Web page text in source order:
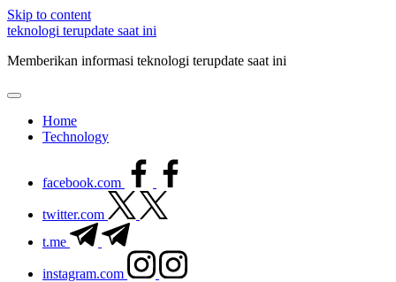
Skip to content
teknologi terupdate saat ini
Memberikan informasi teknologi terupdate saat ini
Home
Technology
facebook.com
twitter.com
t.me
instagram.com